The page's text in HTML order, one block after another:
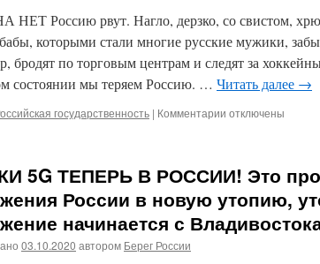
Слово
митрополита
Вениамина
(Пушкаря)
на
День
Радонежского
НЕТ Россию рвут. Нагло, дерзко, со свистом,
которыми стали многие русские мужики,
бродят по торговым центрам и следят за
состоянии мы теряем Россию. … Читать далее →
государственность | Комментарии к
Место
олигарха,
продающего
отключены
5G ТЕПЕРЬ В РОССИИ! Это
России в новую утопию,
начинается с
03.10.2020 автором Берег России